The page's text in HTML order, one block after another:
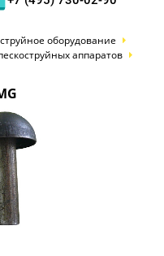
оборудование
аппаратов